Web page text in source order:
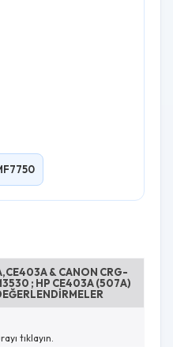
& CANON CRG-
; HP CE403A (507A)
tıklayın.